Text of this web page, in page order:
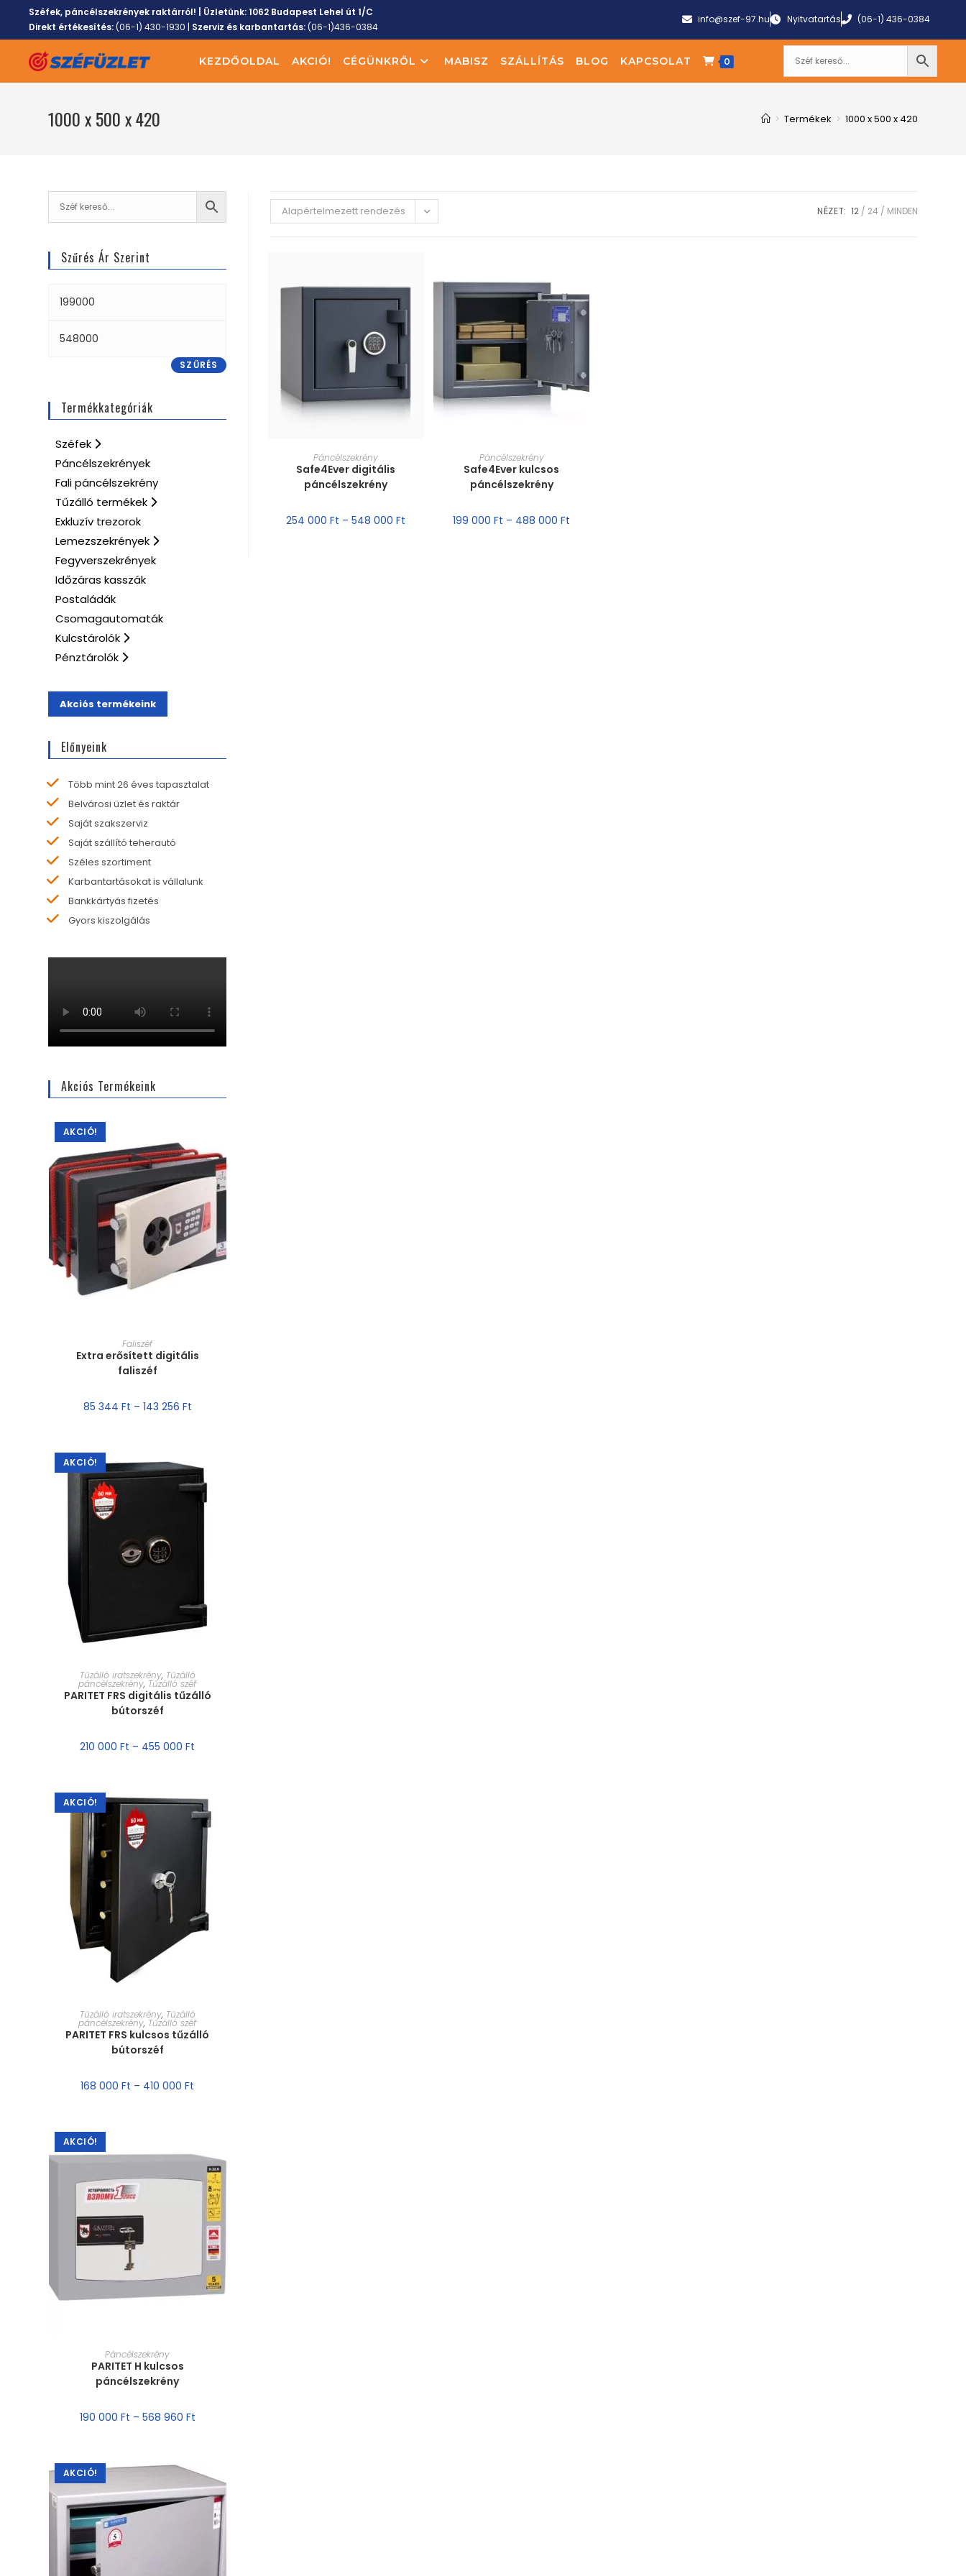
Széfek, páncélszekrények raktárról! | Üzletünk:1062 Budapest Lehel út 1/C
Direkt értékesítés:(06-1) 430-1930 | Szerviz és karbantartás:(06-1)436-0384
info@szef-97.hu Nyitvatartás (06-1) 436-0384
KEZDŐOLDAL AKCIÓ! CÉGÜNKRŐL MABISZ SZÁLLÍTÁS BLOG KAPCSOLAT 0
1000 x 500 x 420 > Termékek > 1000 x 500 x 420
Alapértelmezett rendezés NÉZET: 12 24 MINDEN
MÉRET VÁLASZTÁSA
Páncélszekrény
Safe4Ever digitális
páncélszekrény
254 000Ft –548 000Ft
MÉRET VÁLASZTÁSA
Páncélszekrény
Safe4Ever kulcsos
páncélszekrény
199 000Ft – 488 000Ft
Szűrés Ár Szerint
SZŰRÉS
Termékkategóriák
Széfek
Páncélszekrények
Fali páncélszekrény
Tűzálló termékek
Exkluzív trezorok
Lemezszekrények
Fegyverszekrények
Időzáras kasszák
Postaládák
Csomagautomaták
Kulcstárolók
Pénztárolók
Akciós termékeink
Előnyeink
Több mint 26 éves tapasztalat
Belvárosi üzlet és raktár
Saját szakszerviz
Saját szállító teherautó
Széles szortiment
Karbantartásokat is vállalunk
Bankkártyás fizetés
Gyors kiszolgálás
Akciós Termékeink
AKCIÓ!
MÉRET VÁLASZTÁSA
Faliszéf
Extra erősített digitális
faliszéf
85 344 Ft – 143 256 Ft
AKCIÓ!
MÉRET VÁLASZTÁSA
Tűzálló iratszekrény, Tűzálló
páncélszekrény, Tűzálló széf
PARITET FRS digitális tűzálló
bútorszéf
210 000Ft – 455 000Ft
AKCIÓ!
MÉRET VÁLASZTÁSA
Tűzálló iratszekrény, Tűzálló
páncélszekrény, Tűzálló széf
PARITET FRS kulcsos tűzálló
bútorszéf
168 000Ft – 410 000Ft
AKCIÓ!
MÉRET VÁLASZTÁSA
Páncélszekrény
PARITET H kulcsos
páncélszekrény
190 000 Ft – 568 960 Ft
AKCIÓ!